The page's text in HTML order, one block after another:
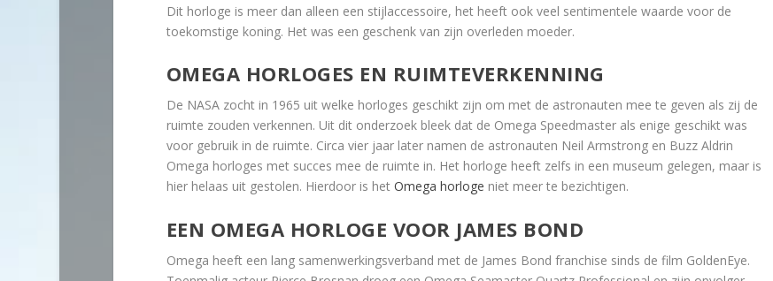
Dit horloge is meer dan alleen een stijlaccessoire, het heeft ook veel sentimentele waarde voor de
toekomstige koning. Het was een geschenk van zijn overleden moeder.
OMEGA HORLOGES EN RUIMTEVERKENNING
De NASA zocht in 1965 uit welke horloges geschikt zijn om met de astronauten mee te geven als zij de
ruimte zouden verkennen. Uit dit onderzoek bleek dat de Omega Speedmaster als enige geschikt was
voor gebruik in de ruimte. Circa vier jaar later namen de astronauten Neil Armstrong en Buzz Aldrin
Omega horloges met succes mee de ruimte in. Het horloge heeft zelfs in een museum gelegen, maar is
hier helaas uit gestolen. Hierdoor is het Omega horloge niet meer te bezichtigen.
EEN OMEGA HORLOGE VOOR JAMES BOND
Omega heeft een lang samenwerkingsverband met de James Bond franchise sinds de film GoldenEye.